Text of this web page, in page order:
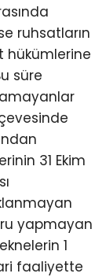
ruhsatların
hükümlerine
süre
31 Ekim
yapmayan
1
faaliyette